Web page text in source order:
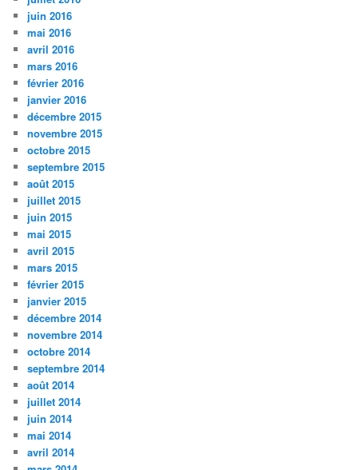
juin 2016
mai 2016
avril 2016
mars 2016
février 2016
janvier 2016
décembre 2015
novembre 2015
octobre 2015
septembre 2015
août 2015
juillet 2015
juin 2015
mai 2015
avril 2015
mars 2015
février 2015
janvier 2015
décembre 2014
novembre 2014
octobre 2014
septembre 2014
août 2014
juillet 2014
juin 2014
mai 2014
avril 2014